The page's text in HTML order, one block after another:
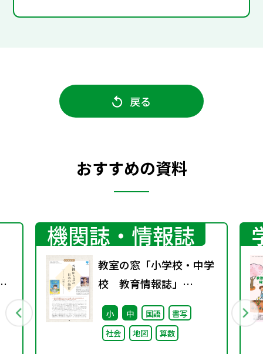
戻る
おすすめの資料
機関誌・情報誌
教室の窓「小学校・中学
校 教育情報誌」
vol.76 2025年9月発行
小 中 国語
書写
社会
地図 算数